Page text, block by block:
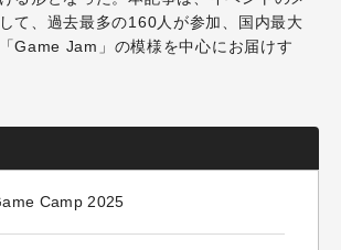
て、過去最多の160人が参加、国内最大
Game Jam」の模様を中心にお届けす
Camp 2025